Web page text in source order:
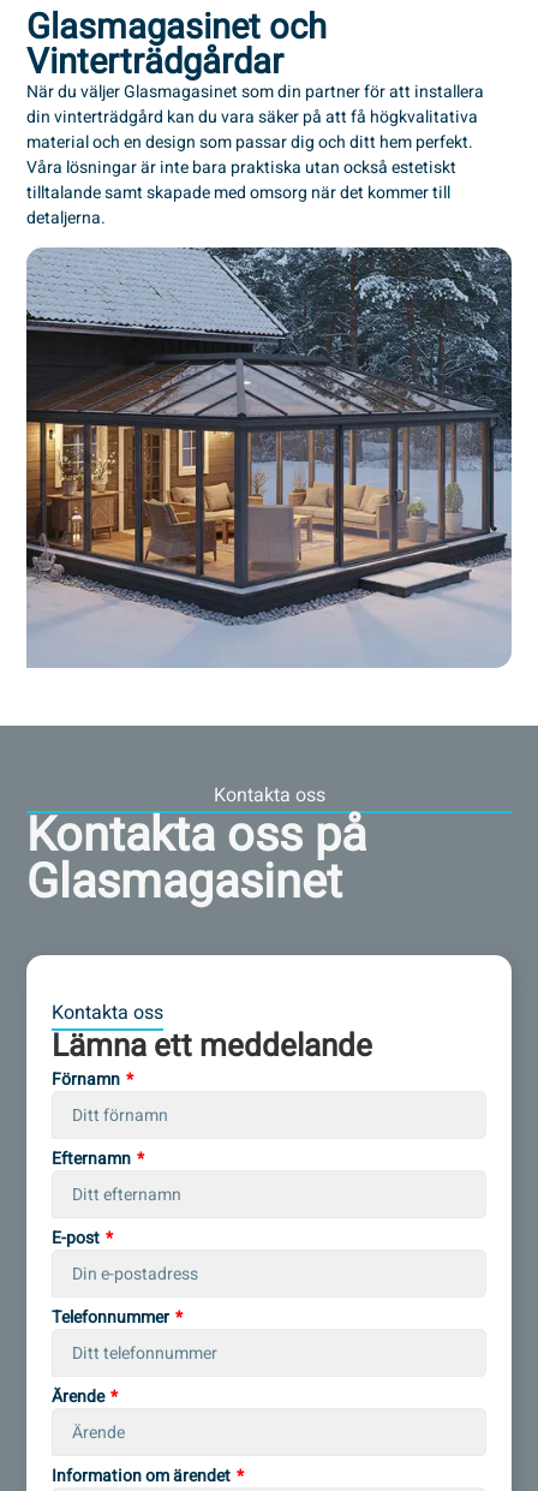
Glasmagasinet och
Vinterträdgårdar
När du väljer Glasmagasinet som din partner för att installera
din vinterträdgård kan du vara säker på att få högkvalitativa
material och en design som passar dig och ditt hem perfekt.
Våra lösningar är inte bara praktiska utan också estetiskt
tilltalande samt skapade med omsorg när det kommer till
detaljerna.
Kontakta oss
Kontakta oss på
Glasmagasinet
Kontakta oss
Lämna ett meddelande
Förnamn
Efternamn
E-post
Telefonnummer
Ärende
Information om ärendet